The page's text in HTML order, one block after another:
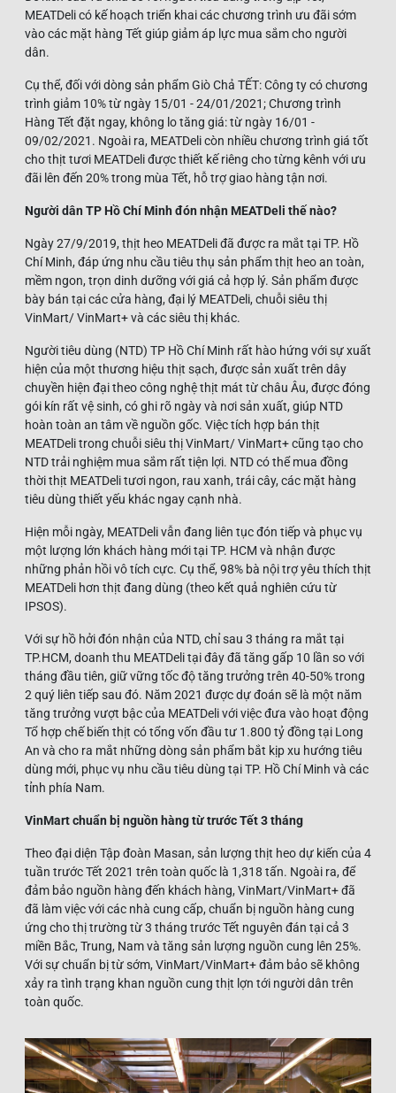
MEATDeli có kế hoạch triển khai các chương trình ưu đãi sớm
vào các mặt hàng Tết giúp giảm áp lực mua sắm cho người
dân.
Cụ thể, đối với dòng sản phẩm Giò Chả TẾT: Công ty có chương
trình giảm 10% từ ngày 15/01 - 24/01/2021; Chương trình
Hàng Tết đặt ngay, không lo tăng giá: từ ngày 16/01 -
09/02/2021. Ngoài ra, MEATDeli còn nhiều chương trình giá tốt
cho thịt tươi MEATDeli được thiết kế riêng cho từng kênh với ưu
đãi lên đến 20% trong mùa Tết, hỗ trợ giao hàng tận nơi.
Người dân TP Hồ Chí Minh đón nhận MEATDeli thế nào?
Ngày 27/9/2019, thịt heo MEATDeli đã được ra mắt tại TP. Hồ
Chí Minh, đáp ứng nhu cầu tiêu thụ sản phẩm thịt heo an toàn,
mềm ngon, trọn dinh dưỡng với giá cả hợp lý. Sản phẩm được
bày bán tại các cửa hàng, đại lý MEATDeli, chuỗi siêu thị
VinMart/ VinMart+ và các siêu thị khác.
Người tiêu dùng (NTD) TP Hồ Chí Minh rất hào hứng với sự xuất
hiện của một thương hiệu thịt sạch, được sản xuất trên dây
chuyền hiện đại theo công nghệ thịt mát từ châu Âu, được đóng
gói kín rất vệ sinh, có ghi rõ ngày và nơi sản xuất, giúp NTD
hoàn toàn an tâm về nguồn gốc. Việc tích hợp bán thịt
MEATDeli trong chuỗi siêu thị VinMart/ VinMart+ cũng tạo cho
NTD trải nghiệm mua sắm rất tiện lợi. NTD có thể mua đồng
thời thịt MEATDeli tươi ngon, rau xanh, trái cây, các mặt hàng
tiêu dùng thiết yếu khác ngay cạnh nhà.
Hiện mỗi ngày, MEATDeli vẫn đang liên tục đón tiếp và phục vụ
một lượng lớn khách hàng mới tại TP. HCM và nhận được
những phản hồi vô tích cực. Cụ thể, 98% bà nội trợ yêu thích thịt
MEATDeli hơn thịt đang dùng (theo kết quả nghiên cứu từ
IPSOS).
Với sự hồ hởi đón nhận của NTD, chỉ sau 3 tháng ra mắt tại
TP.HCM, doanh thu MEATDeli tại đây đã tăng gấp 10 lần so với
tháng đầu tiên, giữ vững tốc độ tăng trưởng trên 40-50% trong
2 quý liên tiếp sau đó. Năm 2021 được dự đoán sẽ là một năm
tăng trưởng vượt bậc của MEATDeli với việc đưa vào hoạt động
Tổ hợp chế biến thịt có tổng vốn đầu tư 1.800 tỷ đồng tại Long
An và cho ra mắt những dòng sản phẩm bắt kịp xu hướng tiêu
dùng mới, phục vụ nhu cầu tiêu dùng tại TP. Hồ Chí Minh và các
tỉnh phía Nam.
VinMart chuẩn bị nguồn hàng từ trước Tết 3 tháng
Theo đại diện Tập đoàn Masan, sản lượng thịt heo dự kiến của 4
tuần trước Tết 2021 trên toàn quốc là 1,318 tấn. Ngoài ra, để
đảm bảo nguồn hàng đến khách hàng, VinMart/VinMart+ đã
đã làm việc với các nhà cung cấp, chuẩn bị nguồn hàng cung
ứng cho thị trường từ 3 tháng trước Tết nguyên đán tại cả 3
miền Bắc, Trung, Nam và tăng sản lượng nguồn cung lên 25%.
Với sự chuẩn bị từ sớm, VinMart/VinMart+ đảm bảo sẽ không
xảy ra tình trạng khan nguồn cung thịt lợn tới người dân trên
toàn quốc.